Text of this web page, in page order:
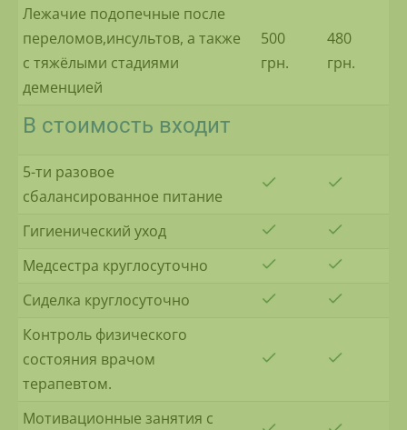
Лежачие подопечные после
переломов,инсультов, а также
с тяжёлыми стадиями
деменцией
500
грн.
480
грн.
В стоимость входит
5-ти разовое
сбалансированное питание
Гигиенический уход
Медсестра круглосуточно
Сиделка круглосуточно
Контроль физического
состояния врачом
терапевтом.
Мотивационные занятия с